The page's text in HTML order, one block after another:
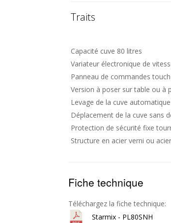
Traits
Capacité cuve 80 litres
Variateur électronique de
Panneau de commandes
Version à poser sur table ou à
Levage de la cuve automatique
Déplacement de la cuve sans
Protection de sécurité fixe
Structure en acier verni ou
Fiche technique
Téléchargez la fiche technique:
Starmix - PL80SNH